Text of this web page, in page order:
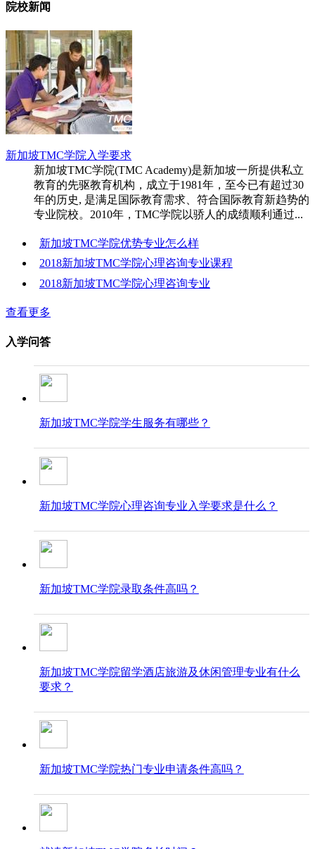
院校新闻
新加坡TMC学院入学要求
新加坡TMC学院(TMC Academy)是新加坡一所提供私立
教育的先驱教育机构，成立于1981年，至今已有超过30
年的历史, 是满足国际教育需求、符合国际教育新趋势的
专业院校。2010年，TMC学院以骄人的成绩顺利通过...
新加坡TMC学院优势专业怎么样
2018新加坡TMC学院心理咨询专业课程
2018新加坡TMC学院心理咨询专业
查看更多
入学问答
新加坡TMC学院学生服务有哪些？
新加坡TMC学院心理咨询专业入学要求是什么？
新加坡TMC学院录取条件高吗？
新加坡TMC学院留学酒店旅游及休闲管理专业有什么
要求？
新加坡TMC学院热门专业申请条件高吗？